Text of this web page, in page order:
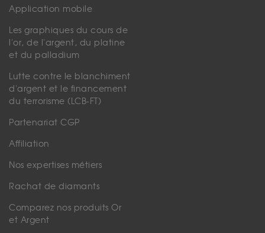
Application mobile
Les graphiques du cours de
l'or, de l'argent, du platine
et du palladium
Lutte contre le blanchiment
d'argent et le financement
du terrorisme (LCB-FT)
Partenariat CGP
Affiliation
Nos expertises métiers
Rachat de diamants
Comparez nos produits Or
et Argent